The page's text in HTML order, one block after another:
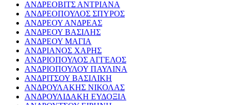
ΑΝΔΡΕΟΒΙΤΣ ΑΝΤΡΙΑΝΑ
ΑΝΔΡΕΟΠΟΥΛΟΣ ΣΠΥΡΟΣ
ΑΝΔΡΕΟΥ ΑΝΔΡΕΑΣ
ΑΝΔΡΕΟΥ ΒΑΣΙΛΗΣ
ΑΝΔΡΕΟΥ ΜΑΓΙΑ
ΑΝΔΡΙΑΝΟΣ ΧΑΡΗΣ
ΑΝΔΡΙΟΠΟΥΛΟΣ ΑΓΓΕΛΟΣ
ΑΝΔΡΙΟΠΟΥΛΟΥ ΠΑΥΛΙΝΑ
ΑΝΔΡΙΤΣΟΥ ΒΑΣΙΛΙΚΗ
ΑΝΔΡΟΥΛΑΚΗΣ ΝΙΚΟΛΑΣ
ΑΝΔΡΟΥΛΙΔΑΚΗ ΕΥΔΟΞΙΑ